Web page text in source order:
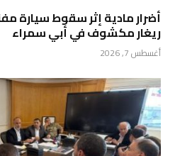
أضرار مادية إثر سقوط سيارة
ريغار مكشوف في أبي سمراء
أغسطس 7, 2026